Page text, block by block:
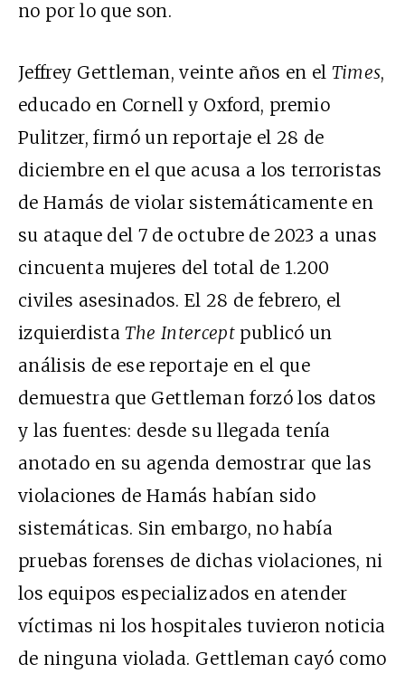
no por lo que son.
Jeffrey Gettleman, veinte años en el Times,
educado en Cornell y Oxford, premio
Pulitzer, firmó un reportaje el 28 de
diciembre en el que acusa a los terroristas
de Hamás de violar sistemáticamente en
su ataque del 7 de octubre de 2023 a unas
cincuenta mujeres del total de 1.200
civiles asesinados. El 28 de febrero, el
izquierdistaThe Interceptpublicó un
análisis de ese reportaje en el que
demuestra que Gettleman forzó los datos
y las fuentes: desde su llegada tenía
anotado en su agenda demostrar que las
violaciones de Hamás habían sido
sistemáticas. Sin embargo, no había
pruebas forenses de dichas violaciones, ni
los equipos especializados en atender
víctimas ni los hospitales tuvieron noticia
de ninguna violada. Gettleman cayó como